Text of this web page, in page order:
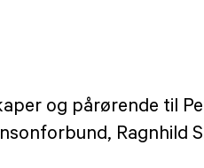
og pårørende til
Ragnhild